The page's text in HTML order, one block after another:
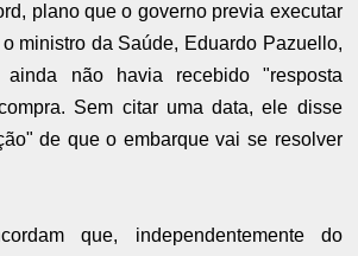
plano que o governo previa executar
ministro da Saúde, Eduardo Pazuello,
não havia recebido "resposta
Sem citar uma data, ele disse
de que o embarque vai se resolver
que, independentemente do